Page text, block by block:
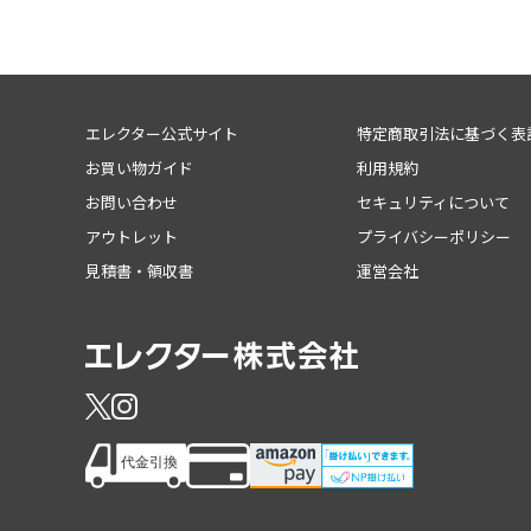
エレクター公式サイト
お買い物ガイド
お問い合わせ
アウトレット
見積書・領収書
特定商取引法に基づく表
利用規約
セキュリティについて
プライバシーポリシー
運営会社